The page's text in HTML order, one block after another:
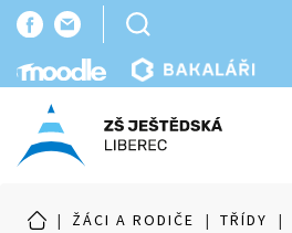
| ŽÁCI A RODIČE | TŘÍDY |